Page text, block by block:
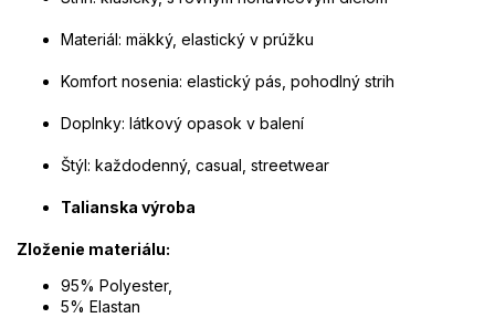
Materiál: mäkký, elastický v prúžku
Komfort nosenia: elastický pás, pohodlný strih
Doplnky: látkový opasok v balení
Štýl: každodenný, casual, streetwear
Talianska výroba
Zloženie materiálu:
95% Polyester,
5% Elastan